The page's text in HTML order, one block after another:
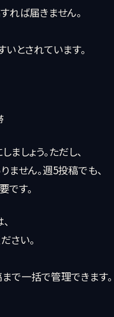
れば届きません。
とされています。
しょう。ただし、
せん。週5投稿でも、
です。
さい。
で一括で管理できます。